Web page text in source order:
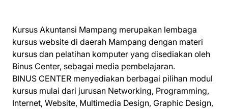
Kursus Akuntansi Mampang merupakan lembaga
kursus website di daerah Mampang dengan materi
kursus dan pelatihan komputer yang disediakan oleh
Binus Center, sebagai media pembelajaran.
BINUS CENTER menyediakan berbagai pilihan modul
kursus mulai dari jurusan Networking, Programming,
Internet, Website, Multimedia Design, Graphic Design,